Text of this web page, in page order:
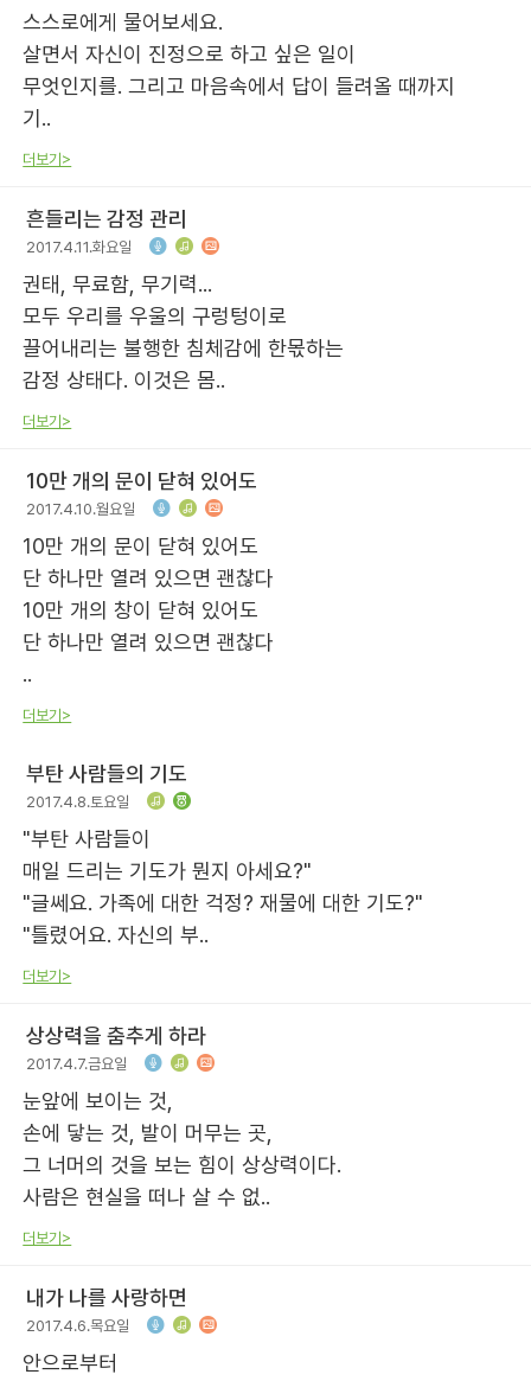
스스로에게 물어보세요.
살면서 자신이 진정으로 하고 싶은 일이
무엇인지를. 그리고 마음속에서 답이 들려올 때까지
기..
더보기>
흔들리는 감정 관리
2017.4.11.화요일
권태, 무료함, 무기력...
모두 우리를 우울의 구렁텅이로
끌어내리는 불행한 침체감에 한몫하는
감정 상태다. 이것은 몸..
더보기>
10만 개의 문이 닫혀 있어도
2017.4.10.월요일
10만 개의 문이 닫혀 있어도
단 하나만 열려 있으면 괜찮다
10만 개의 창이 닫혀 있어도
단 하나만 열려 있으면 괜찮다
..
더보기>
부탄 사람들의 기도
2017.4.8.토요일
"부탄 사람들이
매일 드리는 기도가 뭔지 아세요?"
"글쎄요. 가족에 대한 걱정? 재물에 대한 기도?"
"틀렸어요. 자신의 부..
더보기>
상상력을 춤추게 하라
2017.4.7.금요일
눈앞에 보이는 것,
손에 닿는 것, 발이 머무는 곳,
그 너머의 것을 보는 힘이 상상력이다.
사람은 현실을 떠나 살 수 없..
더보기>
내가 나를 사랑하면
2017.4.6.목요일
안으로부터